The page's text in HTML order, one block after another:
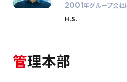
2001年グループ会
H.S.
管理本部